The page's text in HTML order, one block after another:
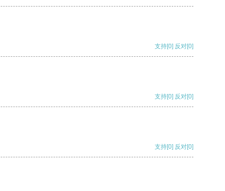
支持[0] 反对[0]
支持[0] 反对[0]
支持[0] 反对[0]